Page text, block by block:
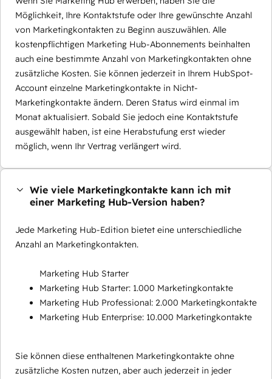
Möglichkeit, Ihre Kontaktstufe oder Ihre gewünschte Anzahl
von Marketingkontakten zu Beginn auszuwählen. Alle
kostenpflichtigen Marketing Hub-Abonnements beinhalten
auch eine bestimmte Anzahl von Marketingkontakten ohne
zusätzliche Kosten. Sie können jederzeit in Ihrem HubSpot-
Account einzelne Marketingkontakte in Nicht-
Marketingkontakte ändern. Deren Status wird einmal im
Monat aktualisiert. Sobald Sie jedoch eine Kontaktstufe
ausgewählt haben, ist eine Herabstufung erst wieder
möglich, wenn Ihr Vertrag verlängert wird.
Wie viele Marketingkontakte kann ich mit
einer Marketing Hub-Version haben?
Jede Marketing Hub-Edition bietet eine unterschiedliche
Anzahl an Marketingkontakten.
Marketing Hub Starter
Marketing Hub Starter: 1.000 Marketingkontakte
Marketing Hub Professional: 2.000 Marketingkontakte
Marketing Hub Enterprise: 10.000 Marketingkontakte
Sie können diese enthaltenen Marketingkontakte ohne
zusätzliche Kosten nutzen, aber auch jederzeit in jeder